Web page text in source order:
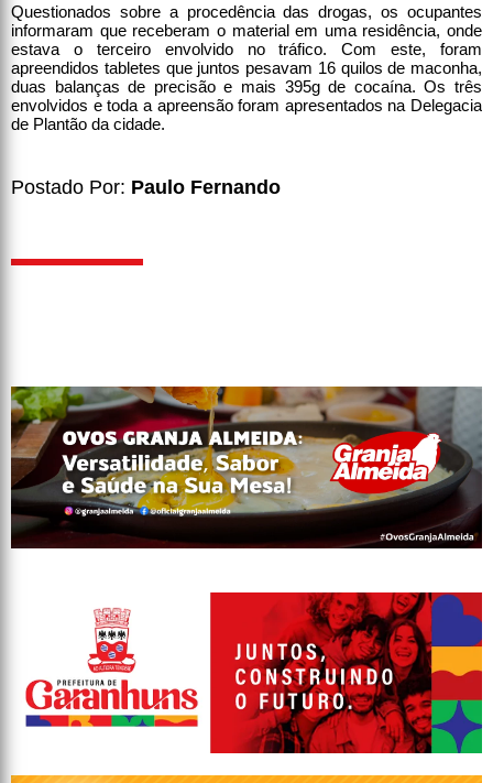
Questionados sobre a procedência das drogas, os ocupantes
informaram que receberam o material em uma residência, onde
estava o terceiro envolvido no tráfico. Com este, foram
apreendidos tabletes que juntos pesavam 16 quilos de maconha,
duas balanças de precisão e mais 395g de cocaína. Os três
envolvidos e toda a apreensão foram apresentados na Delegacia
de Plantão da cidade.
Postado Por: Paulo Fernando